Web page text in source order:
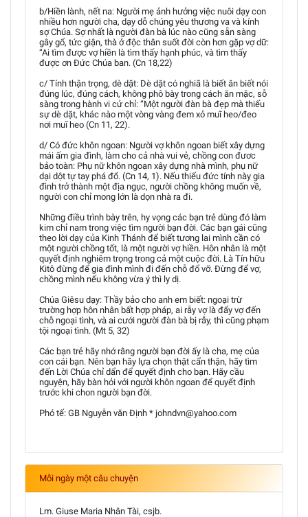
b/Hiền lành, nết na: Người mẹ ảnh hưởng việc nuôi dạy con
nhiều hơn người cha, dạy dỗ chúng yêu thương va và kính
sợ Chúa. Sợ nhất là người đàn bà lúc nào cũng sẵn sàng
gây gổ, tức giận, thà ở độc thân suốt đời còn hơn gặp vợ dữ:
“Ai tìm được vợ hiền là tìm thấy hạnh phúc, và tìm thấy
được ơn Đức Chúa ban. (Cn 18,22)
c/ Tính thận trọng, dè dặt: Dè dặt có nghiã là biết ăn biết nói
đúng lúc, đúng cách, không phô bày trong cách ăn mặc, sỗ
sàng trong hành vi cử chỉ: “Một người đàn bà đẹp mà thiếu
sự dè dặt, khác nào một vòng vàng đem xỏ muĩ heo/đeo
nơi muĩ heo (Cn 11, 22).
d/ Có đức khôn ngoan: Người vợ khôn ngoan biết xây dựng
mái ấm gia đình, làm cho cả nhà vui vẻ, chồng con đươc
bảo toàn: Phụ nữ khôn ngoan xây dựng nhà mình, phụ nữ
dại dột tự tay phá đổ. (Cn 14, 1). Nếu thiếu đức tính này gia
đình trở thành một địa ngục, người chồng không muốn về,
người con chỉ mong lớn là dọn nhà ra đi.
Những điều trình bày trên, hy vọng các bạn trẻ dùng đó làm
kim chỉ nam trong việc tìm người bạn đời. Các bạn gái cũng
theo lời dạy của Kinh Thánh để biết tương lai mình cần có
một người chồng tốt, là một người vợ hiền. Hôn nhân là một
quyết định nghiêm trọng trong cả một cuộc đời. Là Tín hữu
Kitô đừng để gia đình mình đi đến chỗ đổ vỡ. Đừng để vợ,
chồng mình nếu không vừa ý thì ly dị.
Chúa Giêsu dạy: Thầy bảo cho anh em biết: ngoại trừ
trường hợp hôn nhân bất hợp pháp, ai rẫy vợ là đẩy vợ đến
chỗ ngoại tình, và ai cưới người đàn bà bị rẫy, thì cũng phạm
tội ngoại tình. (Mt 5, 32)
Các bạn trẻ hãy nhớ rằng người bạn đời ấy là cha, mẹ của
con cái bạn. Nên bạn hãy lựa chọn thật cẩn thận, hãy tìm
đến Lời Chúa chỉ dẩn để quyết định cho bạn. Hãy cầu
nguyện, hãy bàn hỏi với người khôn ngoan để quyết định
trước khi chon người bạn đời.
Phó tế: GB Nguyễn văn Định * johndvn@yahoo.com
Mỗi ngày một câu chuyện
Lm. Giuse Maria Nhân Tài, csjb.